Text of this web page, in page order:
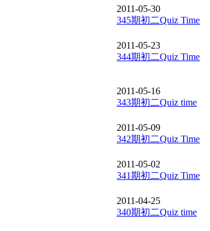
2011-05-30
345期初二Quiz Time
2011-05-23
344期初二Quiz Time
2011-05-16
343期初二Quiz time
2011-05-09
342期初二Quiz Time
2011-05-02
341期初二Quiz Time
2011-04-25
340期初二Quiz time